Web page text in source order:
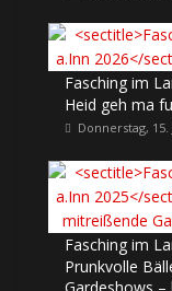
Fasching im
Heid geh ma
Donnerstag, 15.
Fasching im
Prunkvolle